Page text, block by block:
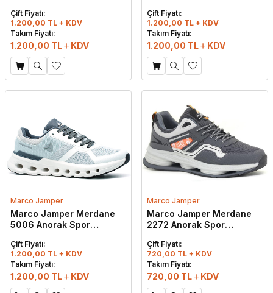
Çift Fiyatı:
1.200,00 TL + KDV
Takım Fiyatı:
1.200,00 TL KDV
Çift Fiyatı:
1.200,00 TL + KDV
Takım Fiyatı:
1.200,00 TL KDV
Marco Jamper
Marco Jamper Merdane
5006 Anorak Spor
Füme
Çift Fiyatı:
1.200,00 TL + KDV
Takım Fiyatı:
1.200,00 TL KDV
Marco Jamper
Marco Jamper Merdane
2272 Anorak Spor
Turuncu
Çift Fiyatı:
720,00 TL + KDV
Takım Fiyatı:
720,00 TL KDV